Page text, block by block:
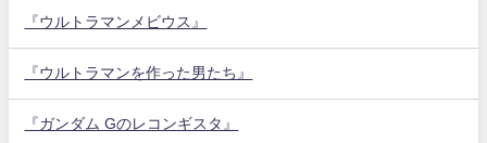
『ウルトラマンメビウス』
『ウルトラマンを作った男たち』
『ガンダム Gのレコンギスタ』